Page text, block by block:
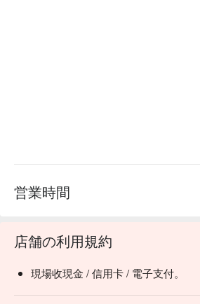
営業時間
店舗の利用規約
現場收現金 / 信用卡 / 電子支付。